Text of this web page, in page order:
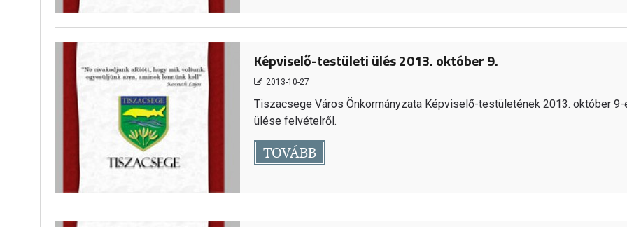
Képviselő-testületi ülés 2013. október 9.
2013-10-27
Tiszacsege Város Önkormányzata Képviselő-testületének 2013. október 9-
ülése felvételről.
TOVÁBB